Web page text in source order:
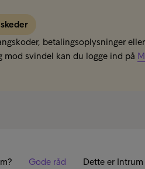
betalingsoplysninger
mod svindel kan du logge ind på
Gode råd Dette er Intrum